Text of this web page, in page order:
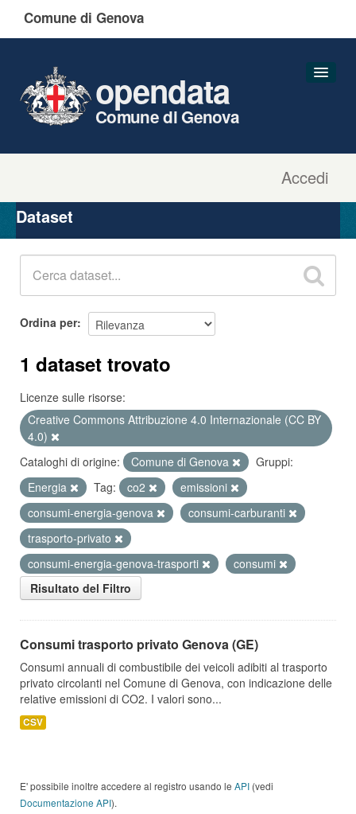
Comune di Genova
Accedi
opendata
Comune di Genova
Organizzazioni
Gruppi
Dataset
Ordina per
1 dataset trovato
Licenze sulle risorse:
Creative Commons Attribuzione 4.0 Internazionale (CC BY
4.0)
Cataloghi di origine:
Comune di Genova
Gruppi:
Energia
Tag: co2
emissioni
consumi-energia-genova
consumi-carburanti
trasporto-privato
consumi-energia-genova-trasporti
consumi
Risultato del Filtro
Consumi trasporto privato Genova (GE)
Consumi annuali di combustibile dei veicoli adibiti al trasporto
privato circolanti nel Comune di Genova, con indicazione delle
relative emissioni di CO2. I valori sono...
CSV
E' possibile inoltre accedere al registro usando le API (vedi
Documentazione API).